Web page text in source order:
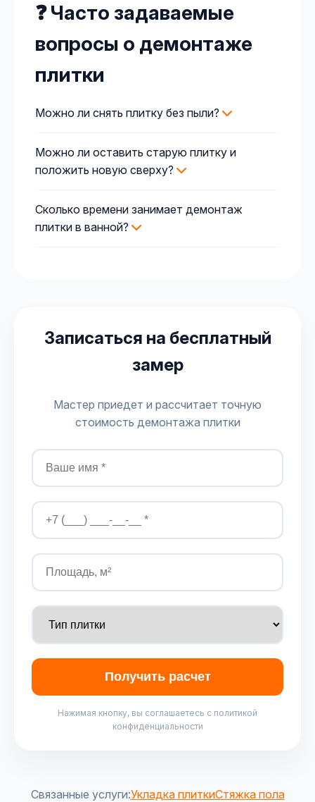
❓ Часто задаваемые
вопросы о демонтаже
плитки
Можно ли снять плитку без пыли?
Можно ли оставить старую плитку и
положить новую сверху?
Сколько времени занимает демонтаж
плитки в ванной?
Записаться на бесплатный
замер
Мастер приедет и рассчитает точную
стоимость демонтажа плитки
Получить расчет
Нажимая кнопку, вы соглашаетесь с политикой
конфиденциальности
Связанные услуги:Укладка плиткиСтяжка пола